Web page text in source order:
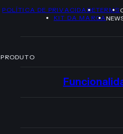
POLÍTICA DE PRIVACIDADETERMS
KIT DA MARCA
PRODUTO